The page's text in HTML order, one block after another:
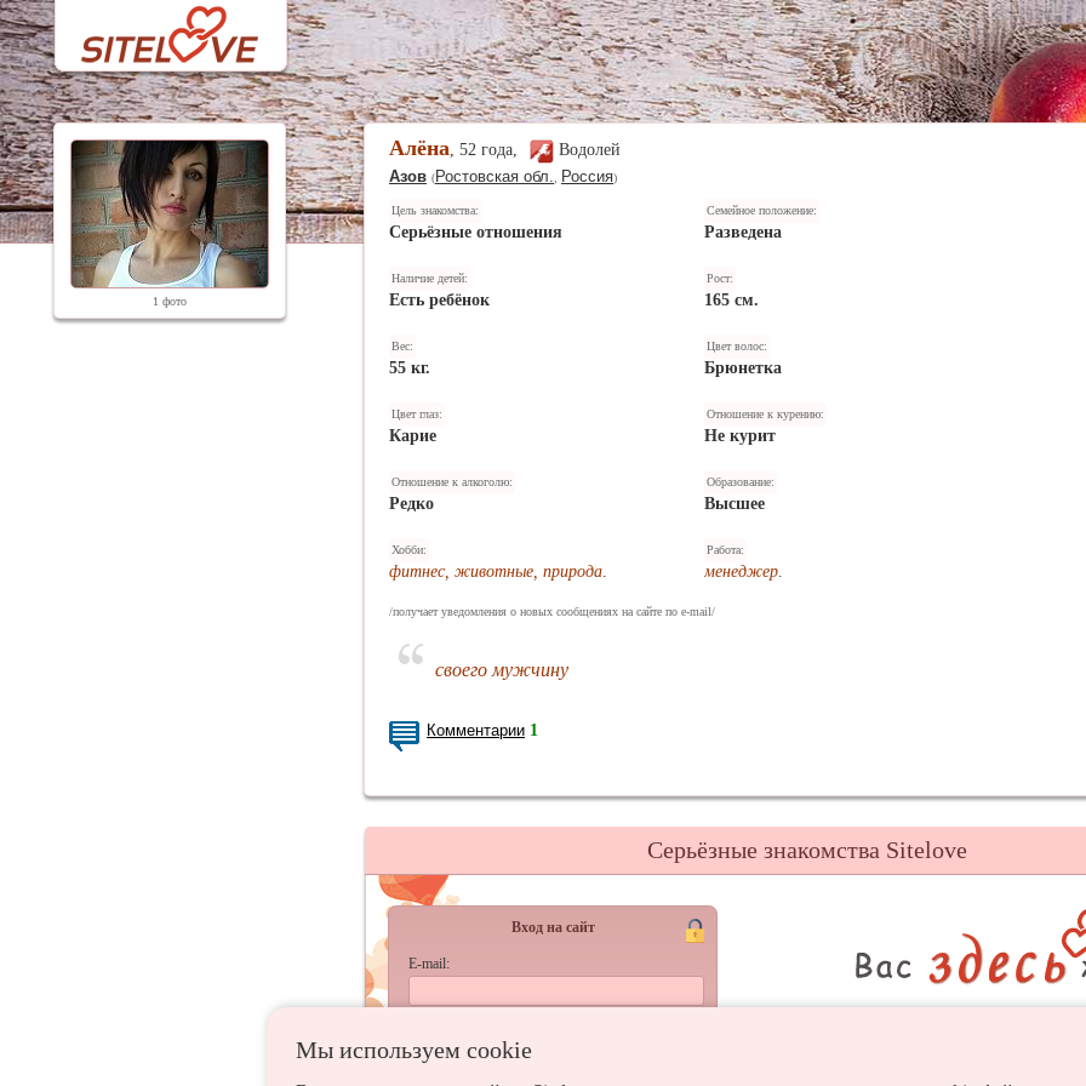
1 фото
Алёна, 52 года,
Водолей
Азов (Ростовская обл. Россия)
Цель знакомства:
Серьёзные отношения
Семейное положение:
Разведена
Наличие детей:
Есть ребёнок
Рост:
165 см.
Вес:
55 кг.
Цвет волос:
Брюнетка
Цвет глаз:
Карие
Отношение к курению:
Не курит
Отношение к алкоголю:
Редко
Образование:
Высшее
Хобби:
фитнес, животные, природа.
Работа:
менеджер.
/получает уведомления о новых сообщениях на сайте по e-mail/
своего мужчину
Мы используем сookie
Комментарии 1
Серьёзные знакомства Sitelove
Вход на сайт
E-mail: